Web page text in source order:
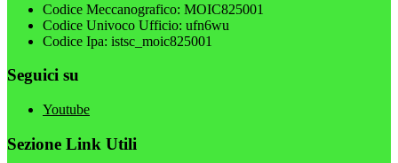
Codice Meccanografico: MOIC825001
Codice Univoco Ufficio: ufn6wu
Codice Ipa: istsc_moic825001
Seguici su
Youtube
Sezione Link Utili